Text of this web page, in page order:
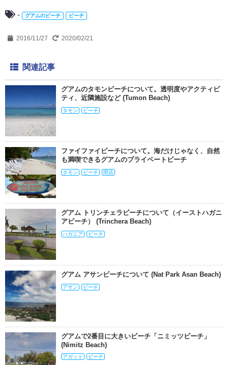
- グアムのビーチ ビーチ
2016/11/27 2020/02/21
関連記事
グアムのタモンビーチについて。透明度やアクティビ
ティ、近隣施設など (Tumon Beach)
タモン ビーチ
ファイファイビーチについて。海だけじゃなく、自然
も満喫できるグアムのプライベートビーチ
タモン ビーチ 閉店
グアム トリンチェラビーチについて（イーストハガニ
アビーチ） (Trinchera Beach)
ハガニア ビーチ
グアム アサンビーチについて (Nat Park Asan Beach)
アサン ビーチ
グアムで2番目に大きいビーチ「ニミッツビーチ」
(Nimitz Beach)
アガット ビーチ